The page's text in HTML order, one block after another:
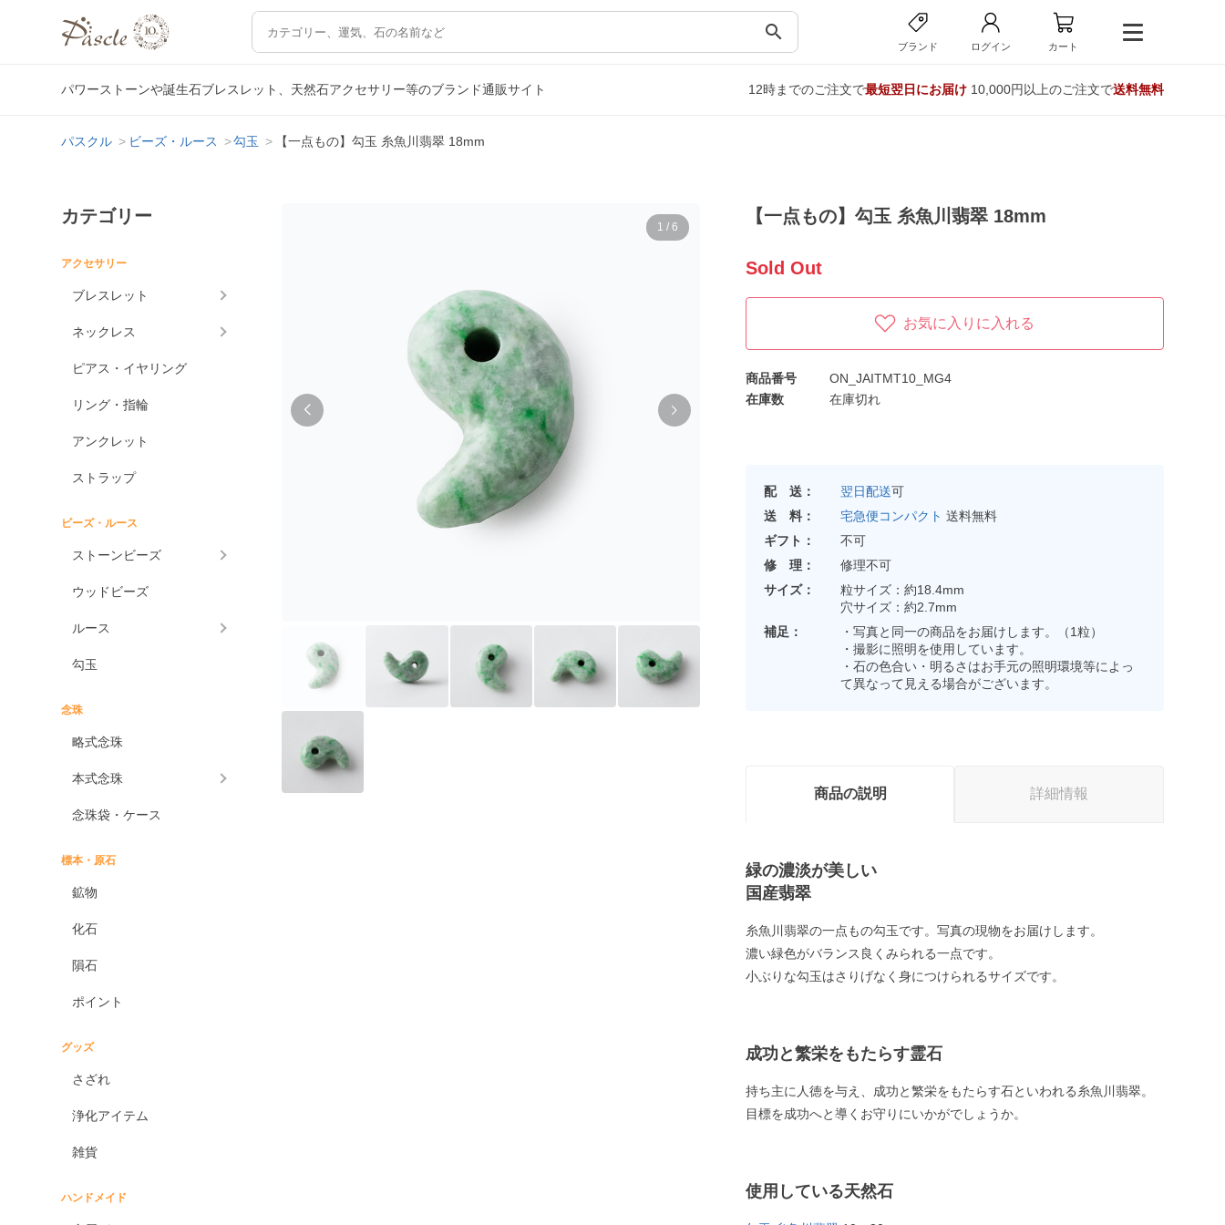
search
ブランド ログイン カート
パワーストーンや誕生石ブレスレット、天然石アクセサリー等のブランド通販サイト 12時までのご注文で最短翌日にお届け10,000円以上のご注文で送料無料
パスクル ビーズ・ルース 勾玉 【一点もの】勾玉 糸魚川翡翠 18mm
カテゴリー
アクセサリー
ブレスレット
ネックレス
ピアス・イヤリング
リング・指輪
アンクレット
ストラップ
ビーズ・ルース
ストーンビーズ
ウッドビーズ
ルース
勾玉
念珠
略式念珠
本式念珠
念珠袋・ケース
標本・原石
鉱物
化石
隕石
ポイント
グッズ
さざれ
浄化アイテム
雑貨
ハンドメイド
1 / 6
【一点もの】勾玉 糸魚川翡翠 18mm
Sold Out
お気に入りに入れる
商品番号
ON_JAITMT10_MG4
在庫数
在庫切れ
配 送： 翌日配送可
送 料：
宅急便コンパクト 送料無料
ギフト：
不可
修 理：
修理不可
サイズ：
粒サイズ：約18.4mm
穴サイズ：約2.7mm
補足：
・写真と同一の商品をお届けします。（1粒）
・撮影に照明を使用しています。
・石の色合い・明るさはお手元の照明環境等によっ
て異なって見える場合がございます。
商品の説明 詳細情報
緑の濃淡が美しい
国産翡翠
糸魚川翡翠の一点もの勾玉です。写真の現物をお届けします。
濃い緑色がバランス良くみられる一点です。
小ぶりな勾玉はさりげなく身につけられるサイズです。
成功と繁栄をもたらす霊石
持ち主に人徳を与え、成功と繁栄をもたらす石といわれる糸魚川翡翠。
目標を成功へと導くお守りにいかがでしょうか。
使用している天然石